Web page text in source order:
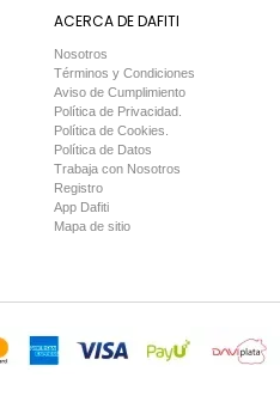
ACERCA DE DAFITI
Nosotros
Términos y Condiciones
Aviso de Cumplimiento
Política de Privacidad.
Política de Cookies.
Política de Datos
Trabaja con Nosotros
Registro
App Dafiti
Mapa de sitio